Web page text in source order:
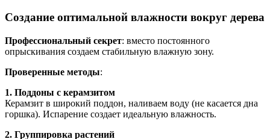
Создание оптимальной влажности вокруг дерева
Профессиональный секрет: вместо постоянного
опрыскивания создаем стабильную влажную зону.
Проверенные методы:
1. Поддоны с керамзитом
Керамзит в широкий поддон, наливаем воду (не касается дна
горшка). Испарение создает идеальную влажность.
2. Группировка растений